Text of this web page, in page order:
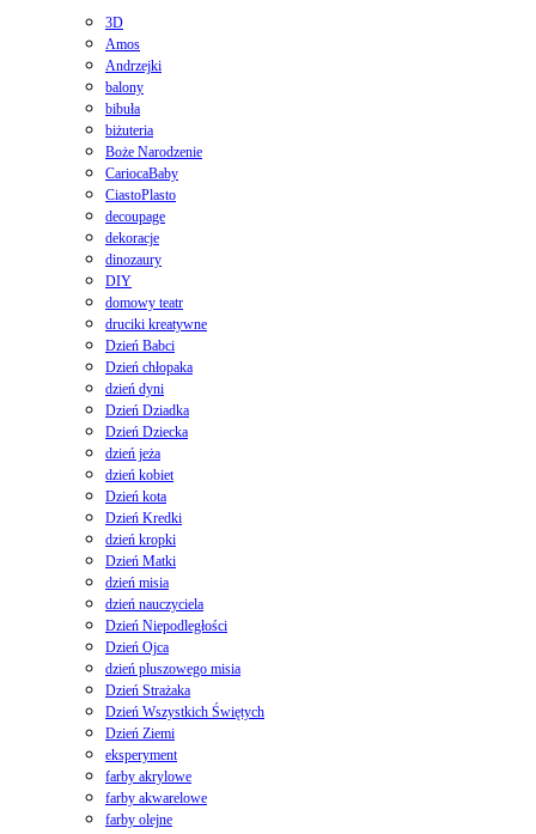
3D
Amos
Andrzejki
balony
bibuła
biżuteria
Boże Narodzenie
CariocaBaby
CiastoPlasto
decoupage
dekoracje
dinozaury
DIY
domowy teatr
druciki kreatywne
Dzień Babci
Dzień chłopaka
dzień dyni
Dzień Dziadka
Dzień Dziecka
dzień jeża
dzień kobiet
Dzień kota
Dzień Kredki
dzień kropki
Dzień Matki
dzień misia
dzień nauczyciela
Dzień Niepodległości
Dzień Ojca
dzień pluszowego misia
Dzień Strażaka
Dzień Wszystkich Świętych
Dzień Ziemi
eksperyment
farby akrylowe
farby akwarelowe
farby olejne